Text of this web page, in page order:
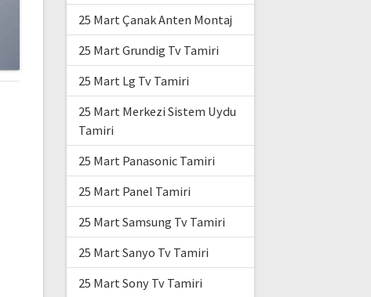
25 Mart Çanak Anten Montaj
25 Mart Grundig Tv Tamiri
25 Mart Lg Tv Tamiri
25 Mart Merkezi Sistem Uydu
Tamiri
25 Mart Panasonic Tamiri
25 Mart Panel Tamiri
25 Mart Samsung Tv Tamiri
25 Mart Sanyo Tv Tamiri
25 Mart Sony Tv Tamiri